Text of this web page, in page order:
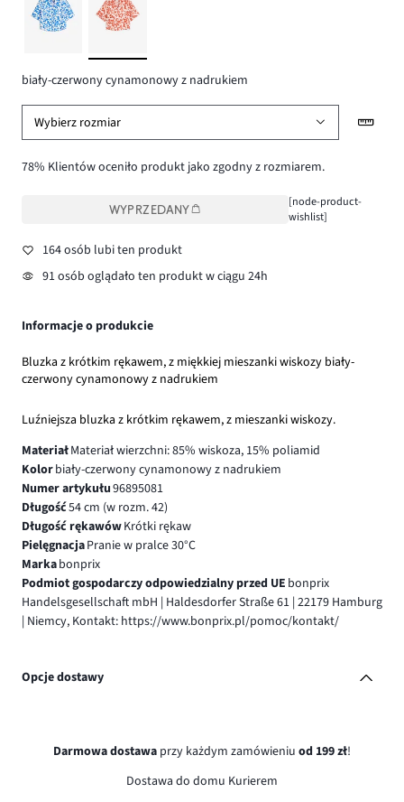
biały-czerwony cynamonowy z nadrukiem
Wybierz rozmiar
78% Klientów oceniło produkt jako zgodny z rozmiarem.
WYPRZEDANY
[node-product-
wishlist]
164 osób lubi ten produkt
91 osób oglądało ten produkt w ciągu 24h
Informacje o produkcie
Bluzka z krótkim rękawem, z miękkiej mieszanki wiskozy biały-
czerwony cynamonowy z nadrukiem
Luźniejsza bluzka z krótkim rękawem, z mieszanki wiskozy.
MateriałMateriał wierzchni: 85% wiskoza, 15% poliamid
Kolorbiały-czerwony cynamonowy z nadrukiem
Numer artykułu96895081
Długość54 cm (w rozm. 42)
Długość rękawówKrótki rękaw
PielęgnacjaPranie w pralce 30°C
Markabonprix
Podmiot gospodarczy odpowiedzialny przed UE bonprix
Handelsgesellschaft mbH | Haldesdorfer Straße 61 | 22179 Hamburg
| Niemcy, Kontakt: https://www.bonprix.pl/pomoc/kontakt/
Opcje dostawy
Darmowa dostawa przy każdym zamówieniu od 199 zł!
Dostawa do domu Kurierem